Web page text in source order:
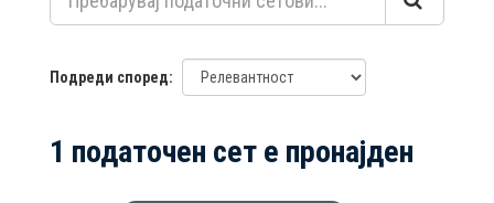
Подреди според
1 податочен сет е пронајден